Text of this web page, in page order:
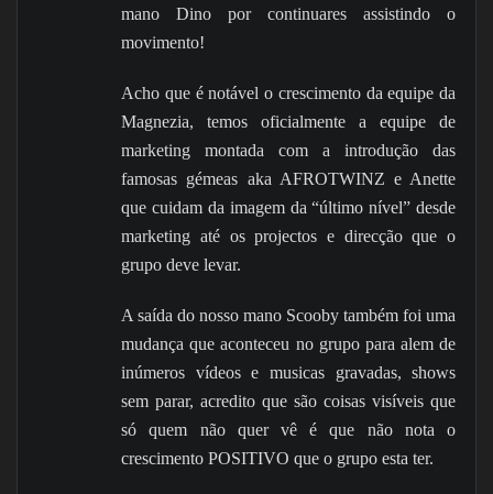
mano Dino por continuares assistindo o
movimento!
Acho que é notável o crescimento da equipe da
Magnezia, temos oficialmente a equipe de
marketing montada com a introdução das
famosas gémeas aka AFROTWINZ e Anette
que cuidam da imagem da “último nível” desde
marketing até os projectos e direcção que o
grupo deve levar.
A saída do nosso mano Scooby também foi uma
mudança que aconteceu no grupo para alem de
inúmeros vídeos e musicas gravadas, shows
sem parar, acredito que são coisas visíveis que
só quem não quer vê é que não nota o
crescimento POSITIVO que o grupo esta ter.